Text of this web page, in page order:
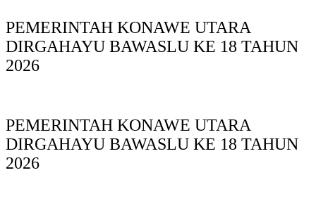
PEMERINTAH KONAWE UTARA
DIRGAHAYU BAWASLU KE 18 TAHUN
2026
PEMERINTAH KONAWE UTARA
DIRGAHAYU BAWASLU KE 18 TAHUN
2026